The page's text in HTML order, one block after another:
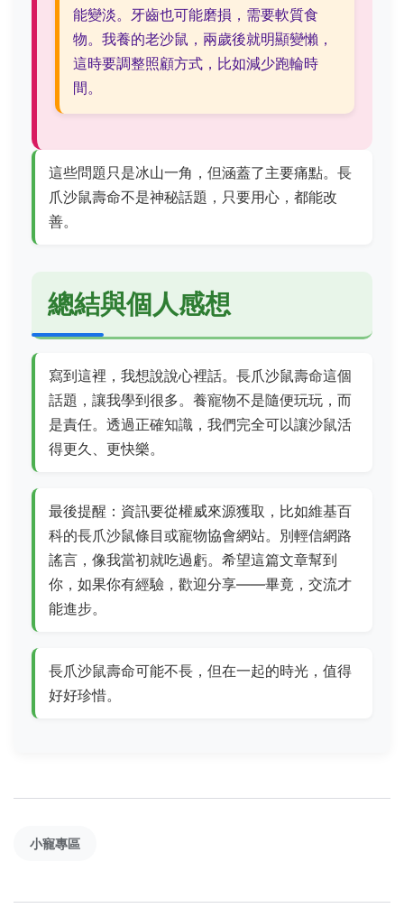
能變淡。牙齒也可能磨損，需要軟質食
物。我養的老沙鼠，兩歲後就明顯變懶，
這時要調整照顧方式，比如減少跑輪時
間。
這些問題只是冰山一角，但涵蓋了主要痛點。長
爪沙鼠壽命不是神秘話題，只要用心，都能改
善。
總結與個人感想
寫到這裡，我想說說心裡話。長爪沙鼠壽命這個
話題，讓我學到很多。養寵物不是隨便玩玩，而
是責任。透過正確知識，我們完全可以讓沙鼠活
得更久、更快樂。
最後提醒：資訊要從權威來源獲取，比如維基百
科的長爪沙鼠條目或寵物協會網站。別輕信網路
謠言，像我當初就吃過虧。希望這篇文章幫到
你，如果你有經驗，歡迎分享——畢竟，交流才
能進步。
長爪沙鼠壽命可能不長，但在一起的時光，值得
好好珍惜。
小寵專區